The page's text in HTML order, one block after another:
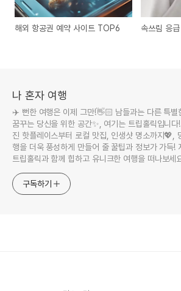
해외 항공권 예약 사이트 TOP6 속쓰림 응
나 혼자 여행
✈️ 뻔한 여행은 이제 그만!👋🏻 남들과는 다른 특별
꿈꾸는 당신을 위한 공간✨, 여기는 트립홀릭입니다
진 핫플레이스부터 로컬 맛집, 인생샷 명소까지💖,
행을 더욱 풍성하게 만들어 줄 꿀팁과 정보가 가득!
트립홀릭과 함께 힙하고 유니크한 여행을 떠나보세
구독하기